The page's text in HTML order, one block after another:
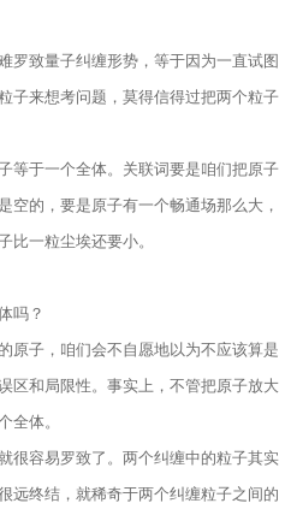
罗致量子纠缠形势，等于因为一直试图
子来想考问题，莫得信得过把两个粒子
等于一个全体。关联词要是咱们把原子
空的，要是原子有一个畅通场那么大，
一粒尘埃还要小。
吗？
原子，咱们会不自愿地以为不应该算是
区和局限性。事实上，不管把原子放大
体。
很容易罗致了。两个纠缠中的粒子其实
远终结，就稀奇于两个纠缠粒子之间的